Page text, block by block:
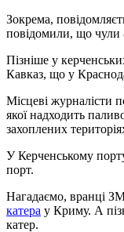
Зокрема,
повідомили, що чули
Пізніше у
Кавказ, що у
Місцеві журналісти
якої надходить
захоплених
У Керченському
порт.
Нагадаємо, вранці
катера у Криму. А
катер.